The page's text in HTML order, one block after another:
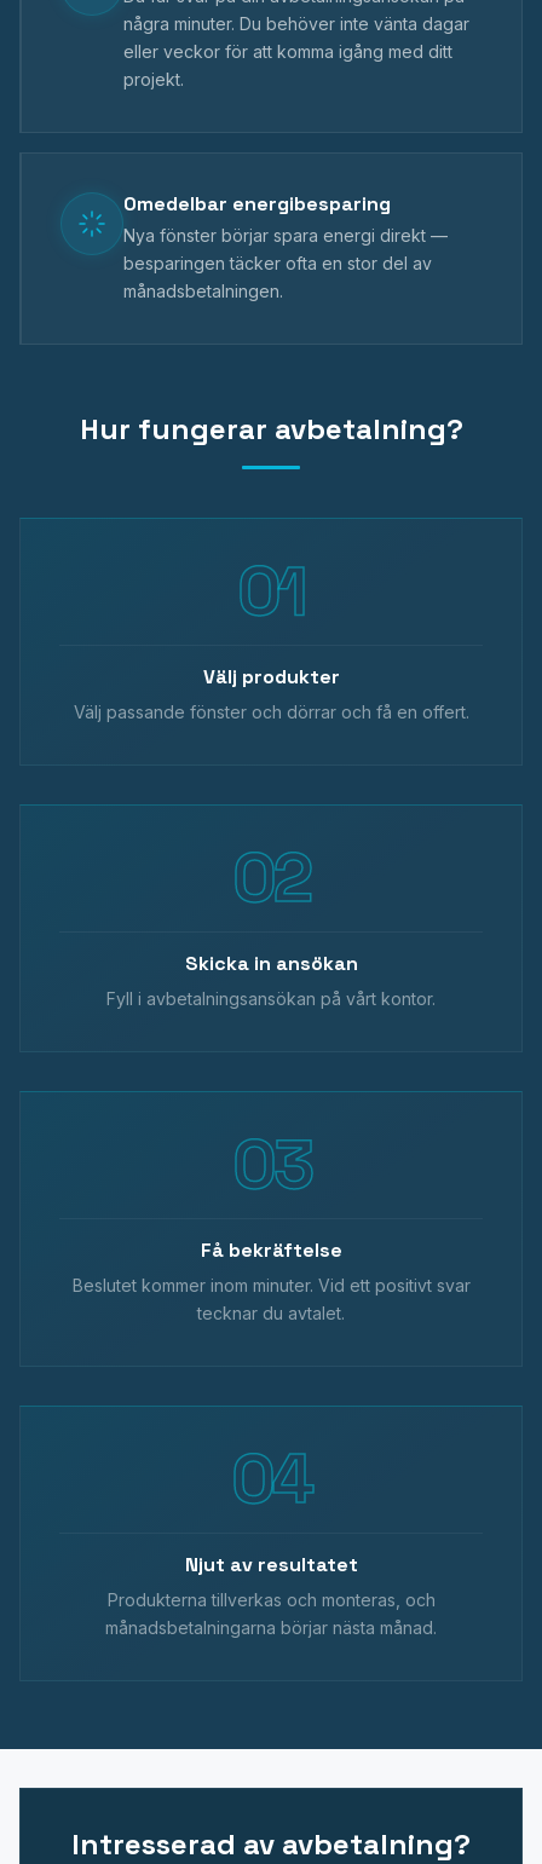
några minuter. Du behöver inte vänta dagar
eller veckor för att komma igång med ditt
projekt.
Omedelbar energibesparing
Nya fönster börjar spara energi direkt —
besparingen täcker ofta en stor del av
månadsbetalningen.
Hur fungerar avbetalning?
Välj produkter
Välj passande fönster och dörrar och få en offert.
Skicka in ansökan
Fyll i avbetalningsansökan på vårt kontor.
Få bekräftelse
Beslutet kommer inom minuter. Vid ett positivt svar
tecknar du avtalet.
Njut av resultatet
Produkterna tillverkas och monteras, och
månadsbetalningarna börjar nästa månad.
Intresserad av avbetalning?